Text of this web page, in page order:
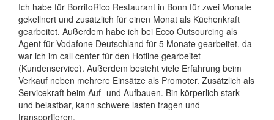
Ich habe für BorritoRico Restaurant in Bonn für zwei Monate
gekellnert und zusätzlich für einen Monat als Küchenkraft
gearbeitet. Außerdem habe ich bei Ecco Outsourcing als
Agent für Vodafone Deutschland für 5 Monate gearbeitet, da
war ich im call center für den Hotline gearbeitet
(Kundenservice). Außerdem besteht viele Erfahrung beim
Verkauf neben mehrere Einsätze als Promoter. Zusätzlich als
Servicekraft beim Auf- und Aufbauen. Bin körperlich stark
und belastbar, kann schwere lasten tragen und
transportieren.